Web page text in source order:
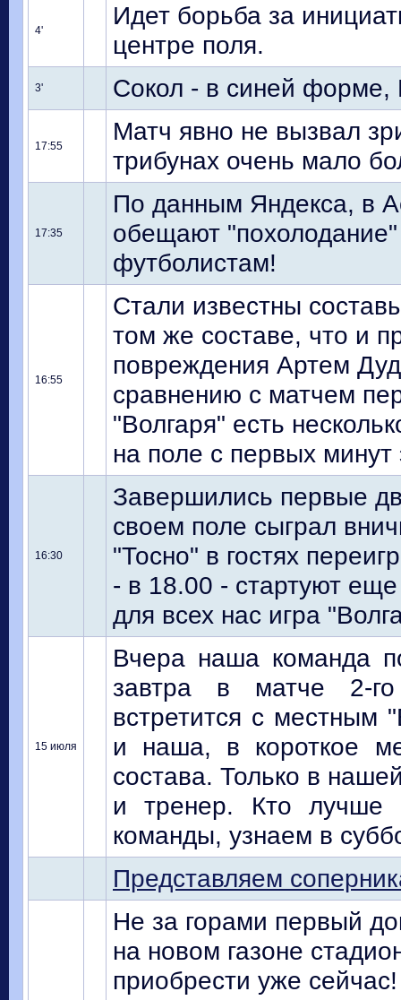
4'
Идет борьба за
центре поля.
3' Сокол - в синей форме,
17:55
Матч явно не вызвал
трибунах очень мало
17:35
По данным Яндекса, в
обещают "похолодание"
футболистам!
16:55
Стали известны
том же составе, что и
повреждения Артем
сравнению с матчем
"Волгаря" есть
на поле с первых
16:30
Завершились первые
своем поле сыграл
"Тосно" в гостях
- в 18.00 - стартуют
для всех нас игра
15 июля
Вчера наша команда
завтра в матче 2-
встретится с местным
и наша, в короткое
состава. Только в
и тренер. Кто лучше
команды, узнаем в
Представляем
Не за горами первый
на новом газоне
приобрести уже